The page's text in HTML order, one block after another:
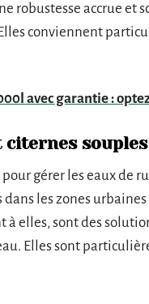
robustesse accrue et
conviennent
avec garantie :
citernes souples
gérer les eaux de
les zones
à elles, sont des
Elles sont